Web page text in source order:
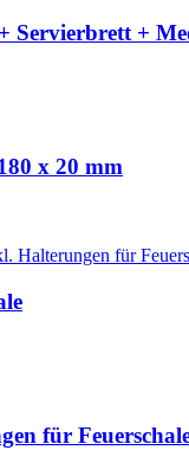
Servierbrett +
x 20 mm
für